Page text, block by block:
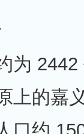
为
上的嘉
口约